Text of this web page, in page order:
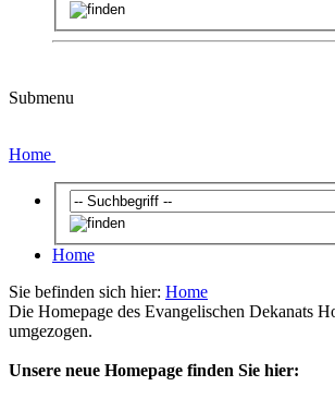
Submenu
Home
Home
Sie befinden sich hier: Home
Die Homepage des Evangelischen Dekanats
umgezogen.
Unsere neue Homepage finden Sie hier: